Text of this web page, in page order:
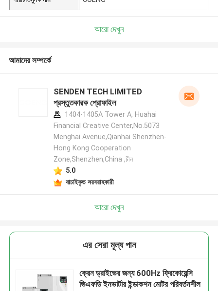
আরো দেখুন
আমাদের সম্পর্কে
SENDEN TECH LIMITED
প্রস্তুতকারক প্রোফাইল
1404-1405A Tower A, Huahai
Financial Creative Center,No.5073
Menghai Avenue,Qianhai Shenzhen-
Hong Kong Cooperation
Zone,Shenzhen,China ,চীন
5.0
যাচাইকৃত সরবরাহকারী
আরো দেখুন
এর সেরা মূল্য পান
ক্রেন ড্রাইভের জন্য 600Hz ফ্রিকোয়েন্সি
ভিএফডি ইনভার্টার ইন্ডাকশন মোটর পরিবর্তনশীল